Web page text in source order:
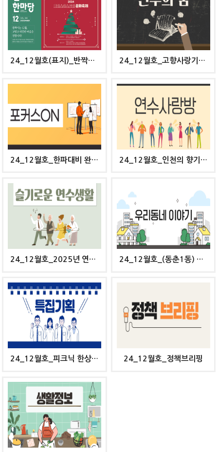
24_12월호(표지)_반짝이는 12월, 고맙고 따뜻한 마음을 전합니다. 24_12월호_고향사랑기부제에 참여하세요/연수구의 따뜻한 나눔 동행
24_12월호_한파대비 완벽 가이드, 추워도 걱정 없어요 24_12월호_인천의 향기를 아시나요?
24_12월호_2025년 연수구 노인일자리 신청하세요 24_12월호_(동춘1동) 바람의 언덕, 봉재산 이야기
24_12월호_피크닉 한상차림 경연대회 24_12월호_정책브리핑